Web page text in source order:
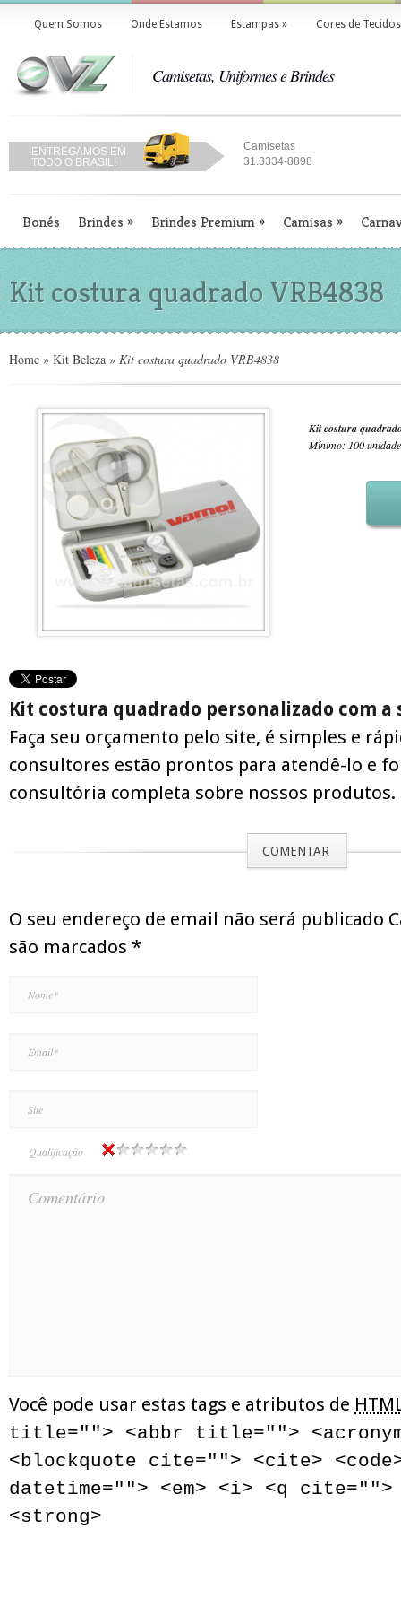
Quem Somos Onde Estamos Estampas» Cores de Tecidos
Camisetas, Uniformes e Brindes
ENTREGAMOS EM
TODO O BRASIL!
Camisetas
31.3334-8898
Bonés Brindes » Brindes Premium» Camisas »
Kit costura quadrado VRB4838
Home » Kit Beleza » Kit costura quadrado VRB4838
Kit costura
Mínimo: 100
Kit costura quadrado personalizado com a
Faça seu orçamento pelo site, é simples e
consultores estão prontos para atendê-lo e
consultória completa sobre nossos produtos.
COMENTAR
O seu endereço de email não será publicado
são marcados *
Qualificação
Você pode usar estas tags e atributos de
title=""> <abbr title="">
<blockquote cite=""> <cite>
datetime=""> <em> <i> <q
<strong>